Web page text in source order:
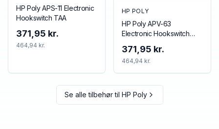
HP Poly APS-11 Electronic
Hookswitch TAA
371,95 kr.
464,94 kr.
HP POLY
HP Poly APV-63
Electronic Hookswitch
371,95 kr.
464,94 kr.
Se alle tilbehør til HP Poly